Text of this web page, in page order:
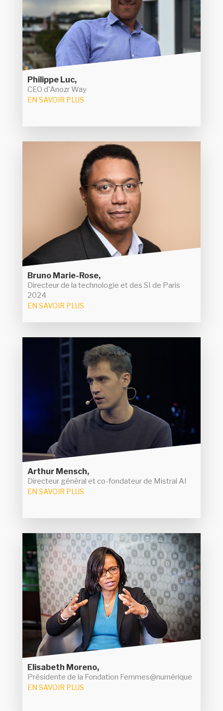
Philippe Luc,
CEO d'Anozr Way
EN SAVOIR PLUS
l'évaluation des risques en cybersécurité. Primée
elle a levé cette année 6 M€
auprès du fonds Hi Inov et de ses investisseurs
historiques Breizh Up et BNP Paribas
Développement. Avec cette dernière levée, la
société compte accroitre son développement
mondial en particulier au Canada et aux Etats-
Unis et va recruter une trentaine de personnes.
Bruno Marie-Rose,
Directeur de la technologie et des SI de Paris
2024
EN SAVOIR PLUS
Bruno Marie-Rose
Ancien athlète médaillé olympique, Bruno Marie-
Rose a endossé le rôle de directeur de la
technologie et des SI de Paris 2024.
longue haleine autour de plusieurs piliers
classique, un SI industriel et l'innovation. Le cloud,
la résilience, les compétences et l'héritage ont
été les maîtres-mots pour l'organisation d'un
évènement hors-norme et qui n'a connu aucun
Arthur Mensch,
Directeur général et co-fondateur de Mistral AI
EN SAVOIR PLUS
Arthur Mensch
Créé en 2023, Mistral AI est devenu en quelque
mois un acteur important dans le domaine des
LLM. Partie sur un modèle open source, la
société dirigée par Arthur Mensch a depuis
diversifié
son offre avec des systèmes
propriétaires
. Une approche qui séduit les
investisseurs
avec une levée de fonds record de
600 M€
en juin dernier valorisant la jeune pousse
Elisabeth Moreno,
Présidente de la Fondation Femmes@numérique
EN SAVOIR PLUS
Elisabeth Moreno,
Femme d'entreprise (Lenovo, Dell et HP) et
ministre déléguée aux femmes et à la diversité,
Elisabeth Moreno est depuis juin 2023 présidente
de l'association Femmes@numérique. Elle
oeuvre pour réduire la sous-représentation des
filles dans les filières de formations IT et des
femmes dans les métiers IT. Plusieurs actions
sont mises en place dans ce domaine,
ainsi que
des études pour évaluer les progrès.